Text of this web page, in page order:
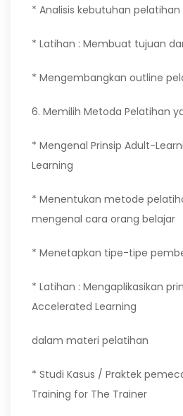
* Analisis kebutuhan pelatihan
* Latihan : Membuat tujuan
* Mengembangkan outline
6. Memilih Metoda Pelatihan
* Mengenal Prinsip Adult-
Learning
* Menentukan metode
mengenal cara orang belajar
* Menetapkan tipe-tipe
* Latihan : Mengaplikasikan
Accelerated Learning
dalam materi pelatihan
* Studi Kasus / Praktek
Training for The Trainer